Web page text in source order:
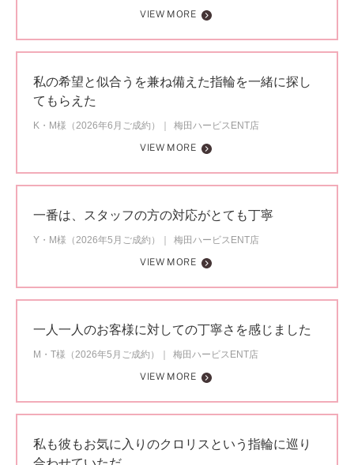
VIEW MORE
私の希望と似合うを兼ね備えた指輪を一緒に探し
てもらえた
K・M様（2026年6月ご成約）
梅田ハービスENT店
VIEW MORE
一番は、スタッフの方の対応がとても丁寧
Y・M様（2026年5月ご成約）
梅田ハービスENT店
VIEW MORE
一人一人のお客様に対しての丁寧さを感じました
M・T様（2026年5月ご成約）
梅田ハービスENT店
VIEW MORE
私も彼もお気に入りのクロリスという指輪に巡り